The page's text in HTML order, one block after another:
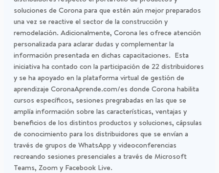
soluciones de Corona para que estén aún mejor preparados
una vez se reactive el sector de la construcción y
remodelación. Adicionalmente, Corona les ofrece atención
personalizada para aclarar dudas y complementar la
información presentada en dichas capacitaciones. Esta
iniciativa ha contado con la participación de 22 distribuidores
y se ha apoyado en la plataforma virtual de gestión de
aprendizaje CoronaAprende.com/es donde Corona habilita
cursos específicos, sesiones pregrabadas en las que se
amplía información sobre las características, ventajas y
beneficios de los distintos productos y soluciones, cápsulas
de conocimiento para los distribuidores que se envían a
través de grupos de WhatsApp y videoconferencias
recreando sesiones presenciales a través de Microsoft
Teams, Zoom y Facebook Live.